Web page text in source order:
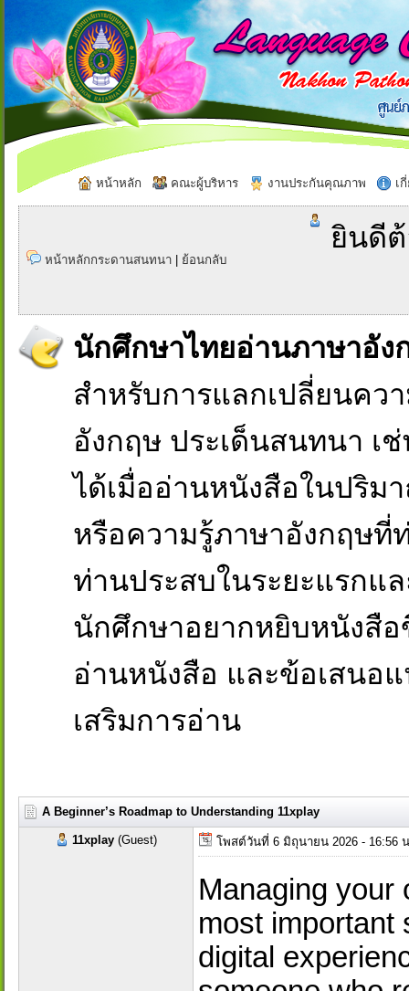
หน้าหลัก คณะผู้บริหาร งานประกันคุณภาพ เ
หน้าหลักกระดานสนทนา ย้อนกลับ
ยินดี
นักศึกษาไทยอ่านภาษาอัง
สำหรับการแลกเปลี่ยนคว
อังกฤษ ประเด็นสนทนา เ
ได้เมื่ออ่านหนังสือในปริ
หรือความรู้ภาษาอังกฤษ
ท่านประสบในระยะแรกแ
นักศึกษาอยากหยิบหนังสื
อ่านหนังสือ และข้อเสนอ
เสริมการอ่าน
A Beginner’s Roadmap to Understanding 11xplay
11xplay (Guest) โพสต์วันที่ 6 มิถุนายน 2026 - 16:56
Managing your
most important
digital